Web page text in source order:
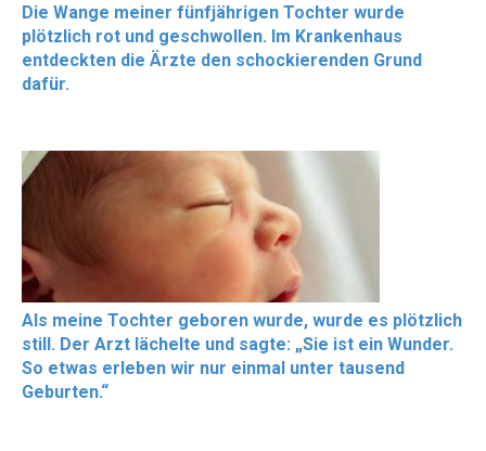
Die Wange meiner fünfjährigen Tochter wurde
plötzlich rot und geschwollen. Im Krankenhaus
entdeckten die Ärzte den schockierenden Grund
dafür.
Als meine Tochter geboren wurde, wurde es plötzlich
still. Der Arzt lächelte und sagte: „Sie ist ein Wunder.
So etwas erleben wir nur einmal unter tausend
Geburten.“